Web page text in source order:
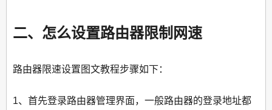
二、怎么设置路由器限制网速
路由器限速设置图文教程步骤如下：
1、首先登录路由器管理界面，一般路由器的登录地址都